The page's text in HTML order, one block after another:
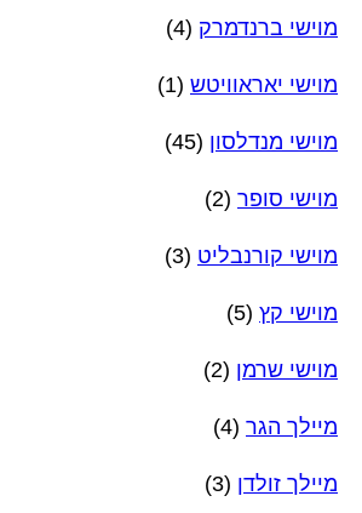
מוישי ברנדמרק (4)
מוישי יאראוויטש (1)
מוישי מנדלסון (45)
מוישי סופר (2)
מוישי קורנבליט (3)
מוישי קץ (5)
מוישי שרמן (2)
מיילך הגר (4)
מיילך זולדן (3)